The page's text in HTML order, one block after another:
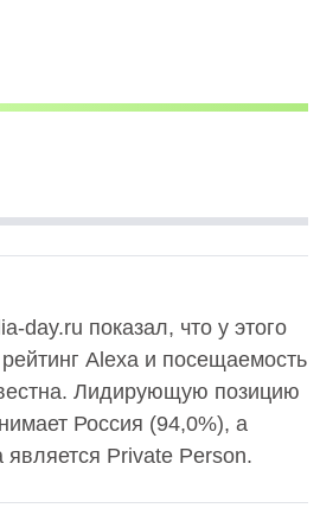
day.ru показал, что у этого
Alexa и посещаемость
Лидирующую позицию
Россия (94,0%), а
Private Person.